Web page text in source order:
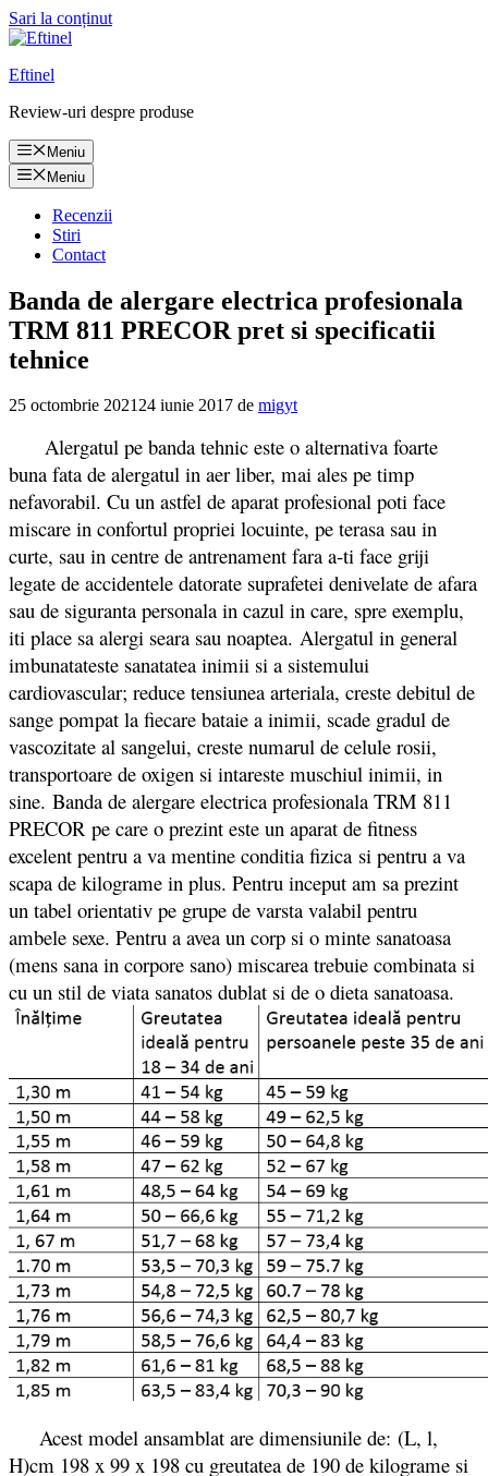
Sari la conținut
Eftinel
Review-uri despre produse
Meniu
Meniu
Recenzii
Stiri
Contact
Banda de alergare electrica profesionala
TRM 811 PRECOR pret si specificatii
tehnice
25 octombrie 202124 iunie 2017 de migyt
Alergatul pe banda tehnic este o alternativa foarte
buna fata de alergatul in aer liber, mai ales pe timp
nefavorabil. Cu un astfel de aparat profesional poti face
miscare in confortul propriei locuinte, pe terasa sau in
curte, sau in centre de antrenament fara a-ti face griji
legate de accidentele datorate suprafetei denivelate de afara
sau de siguranta personala in cazul in care, spre exemplu,
iti place sa alergi seara sau noaptea. Alergatul in general
imbunatateste sanatatea inimii si a sistemului
cardiovascular; reduce tensiunea arteriala, creste debitul de
sange pompat la fiecare bataie a inimii, scade gradul de
vascozitate al sangelui, creste numarul de celule rosii,
transportoare de oxigen si intareste muschiul inimii, in
sine. Banda de alergare electrica profesionala TRM 811
PRECOR pe care o prezint este un aparat de fitness
excelent pentru a va mentine conditia fizica si pentru a va
scapa de kilograme in plus. Pentru inceput am sa prezint
un tabel orientativ pe grupe de varsta valabil pentru
ambele sexe. Pentru a avea un corp si o minte sanatoasa
(mens sana in corpore sano) miscarea trebuie combinata si
cu un stil de viata sanatos dublat si de o dieta sanatoasa.
Acest model ansamblat are dimensiunile de: (L, l,
H)cm 198 x 99 x 198 cu greutatea de 190 de kilograme si